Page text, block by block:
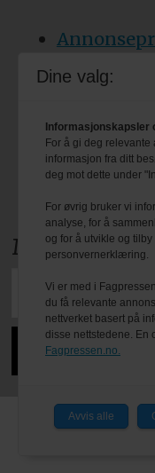
Tips oss
Besøk
sine egne
Meld deg
Dine valg:
Informasjonskapsler
For å gi deg
informasjon fra ditt
deg mot dette under
For øvrig bruker vi
analyse, for å
og for å utvikle og
personvernerklæring.
Vi er med i
du få relevante
nettverket basert på
disse nettstedene. En
Fagpressen.no.
Avvis alle